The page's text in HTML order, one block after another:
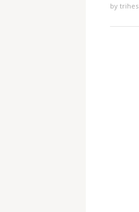
by trihes